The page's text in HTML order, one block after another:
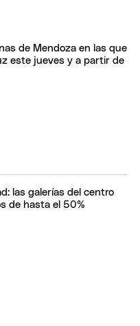
de Mendoza en las que
este jueves y a partir de
las galerías del centro
de hasta el 50%